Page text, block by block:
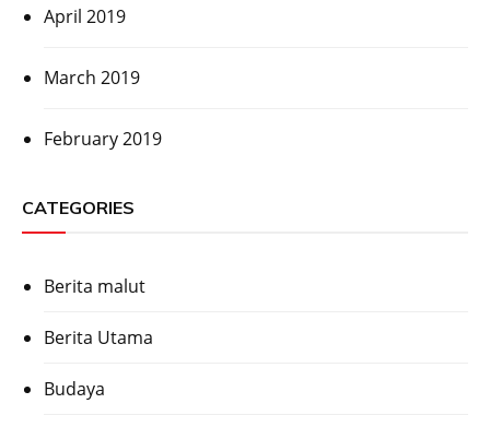
April 2019
March 2019
February 2019
CATEGORIES
Berita malut
Berita Utama
Budaya